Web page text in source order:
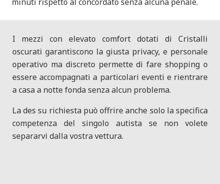
I mezzi con elevato comfort dotati di Cristalli
oscurati garantiscono la giusta privacy, e personale
operativo ma discreto permette di fare shopping o
essere accompagnati a particolari eventi e rientrare
a casa a notte fonda senza alcun problema.
La des su richiesta può offrire anche solo la specifica
competenza del singolo autista se non volete
separarvi dalla vostra vettura.